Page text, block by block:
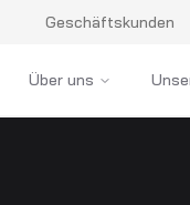
Geschäftskunden
Über uns